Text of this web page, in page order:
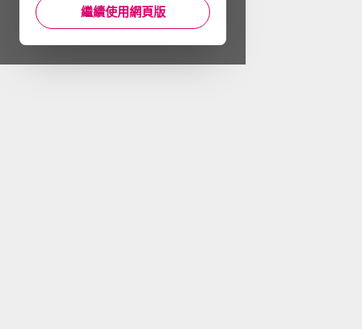
繼續使用網頁版